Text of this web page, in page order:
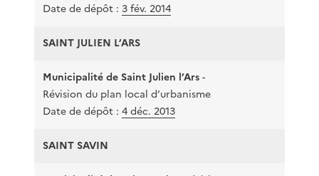
Date de dépôt : 3 fév. 2014
SAINT JULIEN L’ARS
Municipalité de Saint Julien l’Ars-
Révision du plan local d’urbanisme
Date de dépôt : 4 déc. 2013
SAINT SAVIN